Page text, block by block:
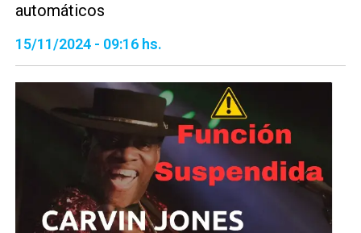
automáticos
15/11/2024 - 09:16 hs.